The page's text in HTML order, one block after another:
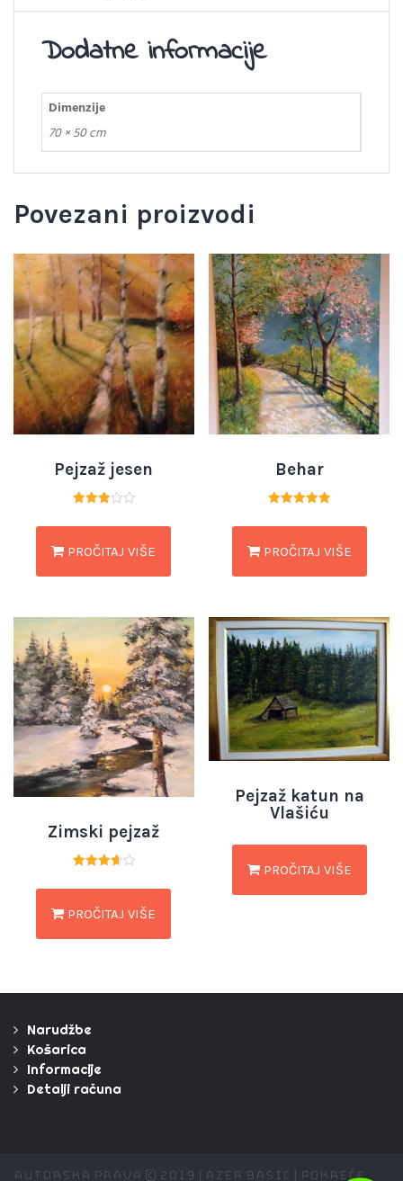
Dodatne informacije
Dimenzije
70 × 50 cm
Povezani proizvodi
Pejzaž jesen
3.00
PROČITAJ VIŠE
Behar
5.00
PROČITAJ VIŠE
Zimski pejzaž
3.67
PROČITAJ VIŠE
Pejzaž katun na
Vlašiću
PROČITAJ VIŠE
Narudžbe
Košarica
Informacije
Detalji računa
Autorska prava © 2019 | Azer Basic | Pokreće